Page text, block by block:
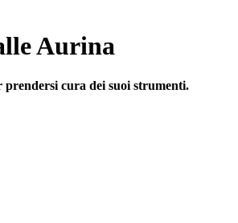
Aurina
cura dei suoi strumenti.